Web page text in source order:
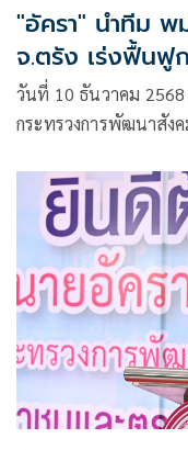
"อัครา" นำทีม พ
จ.ตรัง เร่งฟื้นฟู
ลด ร่วมกันพัฒน
วันที่ 10 ธันวาคม 2568
กระทรวงการพัฒนาสัง